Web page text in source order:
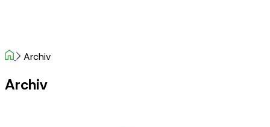
Archiv
Archiv